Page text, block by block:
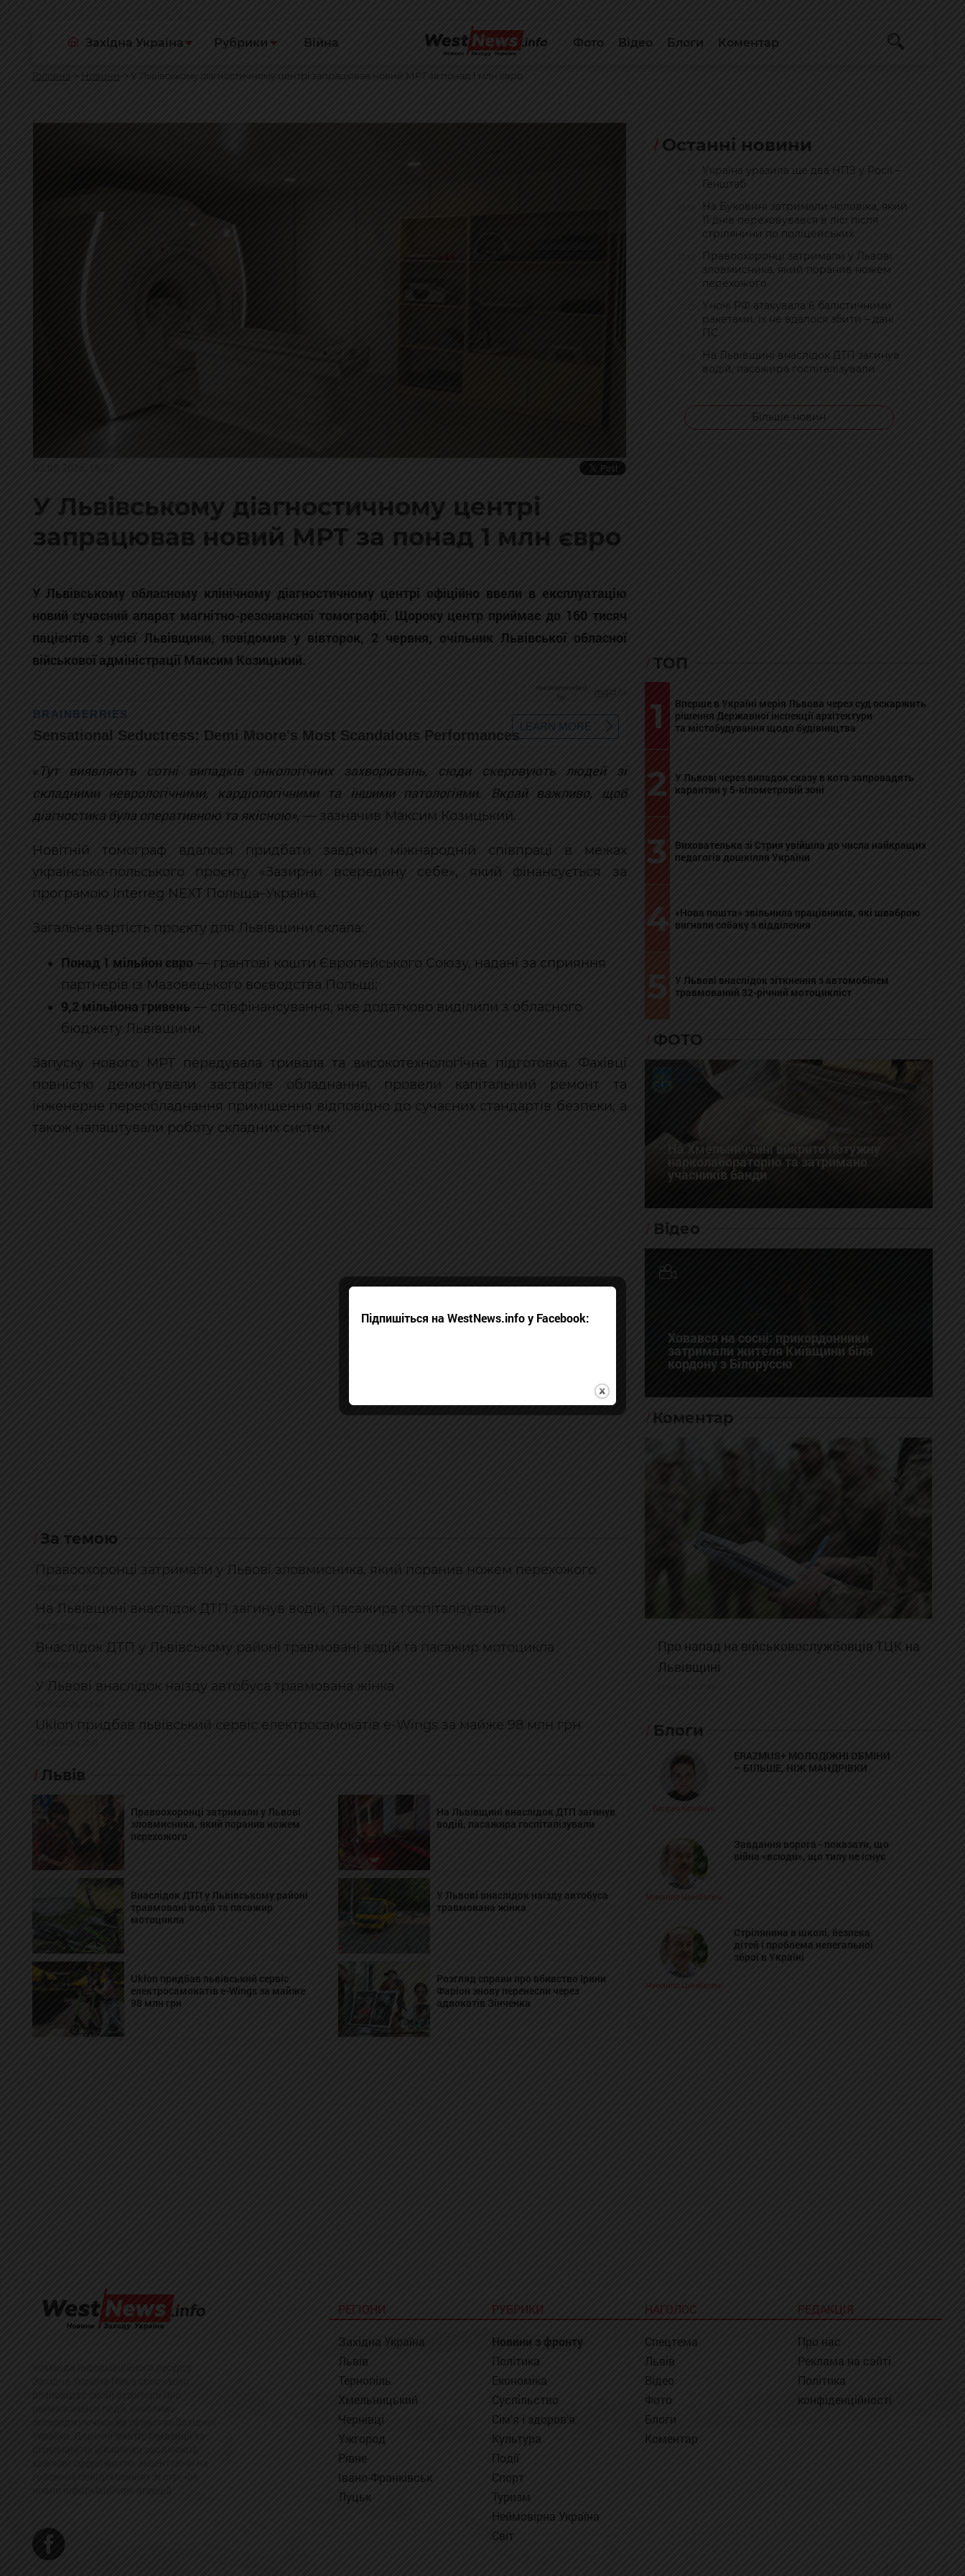
Західна Україна Рубрики Війна Фото Відео Блоги Коментар
Головна Новини У Львівському діагностичному центрі запрацював новий МРТ за понад 1 млн євро
У Львівському діагностичному центрі
запрацював новий МРТ за понад 1 млн євро
У Львівському обласному клінічному діагностичному центрі офіційно ввели в експлуатацію
новий сучасний апарат магнітно-резонансної томографії. Щороку центр приймає до 160 тисяч
пацієнтів з усієї Львівщини, повідомив у вівторок, 2 червня, очільник Львівської обласної
військової адміністрації Максим Козицький.
«Тут виявляють сотні випадків онкологічних захворювань, сюди скеровують людей зі
складними неврологічними, кардіологічними та іншими патологіями. Вкрай важливо, щоб
діагностика була оперативною та якісною», — зазначив Максим Козицький.
Новітній томограф вдалося придбати завдяки міжнародній співпраці в межах
українсько-польського проєкту «Зазирни всередину себе», який фінансується за
програмою Interreg NEXT Польща–Україна.
Загальна вартість проєкту для Львівщини склала:
Понад 1 мільйон євро — грантові кошти Європейського Союзу, надані за сприяння
партнерів із Мазовецького воєводства Польщі;
9,2 мільйона гривень— співфінансування, яке додатково виділили з обласного
бюджету Львівщини.
Запуску нового МРТ передувала тривала та високотехнологічна підготовка. Фахівці
повністю демонтували застаріле обладнання, провели капітальний ремонт та
інженерне переобладнання приміщення відповідно до сучасних стандартів безпеки, а
також налаштували роботу складних систем.
За темою
Правоохоронці затримали у Львові зловмисника, який поранив ножем перехожого
На Львівщині внаслідок ДТП загинув водій, пасажира госпіталізували
Внаслідок ДТП у Львівському районі травмовані водій та пасажир мотоцикла
У Львові внаслідок наїзду автобуса травмована жінка
Uklon придбав львівський сервіс електросамокатів e-Wings за майже 98 млн грн
Львів
Правоохоронці затримали у Львові
зловмисника, який поранив ножем
перехожого
На Львівщині внаслідок ДТП загинув
водій, пасажира госпіталізували
Внаслідок ДТП у Львівському районі
травмовані водій та пасажир
мотоцикла
У Львові внаслідок наїзду автобуса
травмована жінка
Uklon придбав львівський сервіс
електросамокатів e-Wings за майже
98 млн грн
Розгляд справи про вбивство Ірини
Фаріон знову перенесли через
адвокатів Зінченка
Останні новини
Україна уразила ще два НПЗ у Росії –
Генштаб
На Буковині затримали чоловіка, який
11 днів переховувався в лісі після
стрілянини по поліцейських
Правоохоронці затримали у Львові
зловмисника, який поранив ножем
перехожого
Уночі РФ атакувала 6 балістичними
ракетами, їх не вдалося збити – дані
ПС
На Львівщині внаслідок ДТП загинув
водій, пасажира госпіталізували
Більше новин
ТОП
1
Вперше в Україні мерія Львова через суд оскаржить
рішення Державної інспекції архітектури
та містобудування щодо будівництва
2
У Львові через випадок сказу в кота запровадять
карантин у 5-кілометровій зоні
3
Вихователька зі Стрия увійшла до числа найкращих
педагогів дошкілля України
4 «Нова пошта» звільнила працівників, які шваброю
вигнали собаку з відділення
5
У Львові внаслідок зіткнення з автомобілем
травмований 32-річний мотоцикліст
ФОТО
На Хмельниччині викрито потужну
нарколабораторію та затримано
учасників банди
Відео
Ховався на сосні: прикордонники
затримали жителя Київщини біля
кордону з Білоруссю
Коментар
Про напад на військовослужбовців ТЦК на
Львівщині
Блоги
Богдан Козійчук
ERAZMUS+ МОЛОДІЖНІ ОБМІНИ
– БІЛЬШЕ, НІЖ МАНДРІВКИ
Михайло Цимбалюк
Завдання ворога - показати, що
війна «всюди», що тилу не існує
Михайло Цимбалюк
Стрілянина в школі, безпека
дітей і проблема нелегальної
зброї в Україні
РЕГІОНИ
Західна Україна
Львів
Тернопіль
Хмельницький
Чернівці
Ужгород
Рівне
Івано-Франківськ
Луцьк
РУБРИКИ
Новини з фронту
Політика
Економіка
Суспільство
Сім'я і здоров'я
Культура
Події
Спорт
Туризм
Неймовірна Україна
Світ
НАГОЛОС
Спецтема
Львів
Відео
Фото
Блоги
Коментар
РЕДАКЦІЯ
Про нас
Реклама на сайті
Політика
конфіденційності
Підпишіться на WestNews.info у Facebook: